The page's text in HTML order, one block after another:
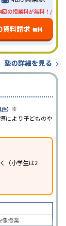
の授業料が無料！/
資料請求 無料
塾の詳細を見る
件） ※
により子どものや
（小学生は2
像授業